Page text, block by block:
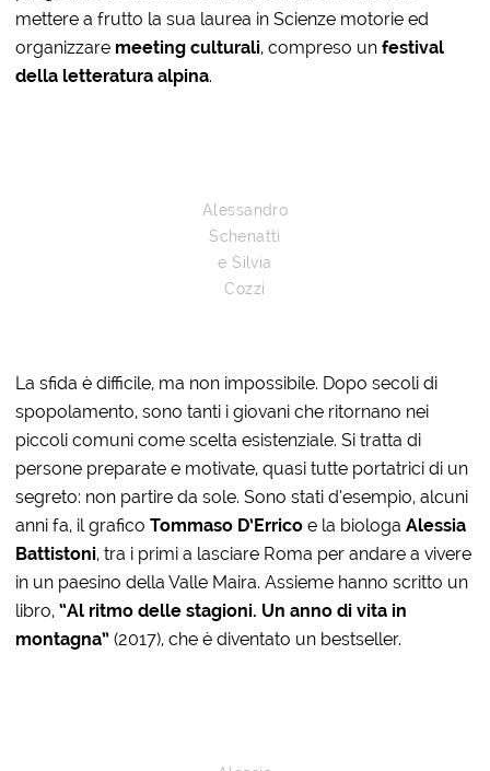
mettere a frutto la sua laurea in Scienze motorie ed
organizzare meeting culturali, compreso unfestival
della letteratura alpina.
Alessandro
Schenatti
e Silvia
Cozzi
La sfida è difficile, ma non impossibile. Dopo secoli di
spopolamento, sono tanti i giovani che ritornano nei
piccoli comuni come scelta esistenziale. Si tratta di
persone preparate e motivate, quasi tutte portatrici di un
segreto: non partire da sole. Sono stati d’esempio, alcuni
anni fa, il graficoTommaso D’Errico e la biologaAlessia
Battistoni, tra i primi a lasciare Roma per andare a vivere
in un paesino della Valle Maira. Assieme hanno scritto un
libro,“Al ritmo delle stagioni. Un anno di vita in
montagna” (2017), che è diventato un bestseller.